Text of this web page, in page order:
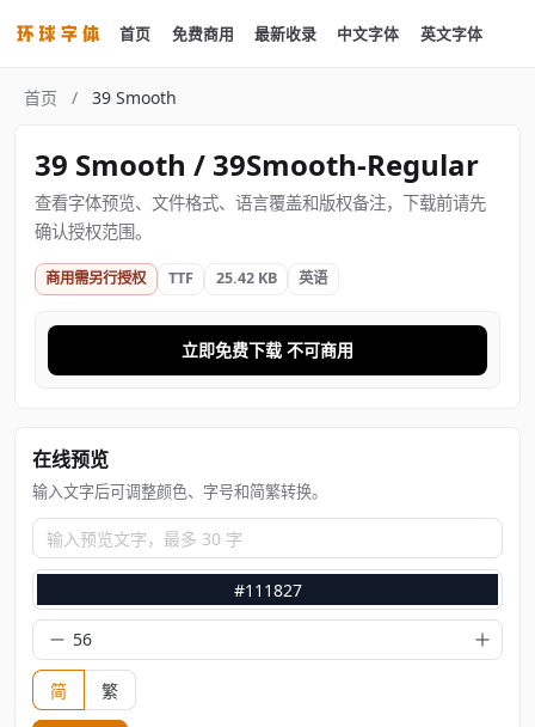
首页 免费商用 最新收录 中文字体 英文字体
首页 / 39 Smooth
39 Smooth / 39Smooth-Regular
查看字体预览、文件格式、语言覆盖和版权备注，下载前请先
确认授权范围。
商用需另行授权 TTF 25.42 KB 英语
立即免费下载 不可商用
在线预览
输入文字后可调整颜色、字号和简繁转换。
输入预览文字，最多 30 字
#111827
简 繁